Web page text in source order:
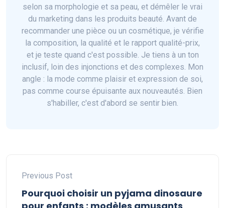
selon sa morphologie et sa peau, et démêler le vrai
du marketing dans les produits beauté. Avant de
recommander une pièce ou un cosmétique, je vérifie
la composition, la qualité et le rapport qualité-prix,
et je teste quand c'est possible. Je tiens à un ton
inclusif, loin des injonctions et des complexes. Mon
angle : la mode comme plaisir et expression de soi,
pas comme course épuisante aux nouveautés. Bien
s'habiller, c'est d'abord se sentir bien.
Previous Post
Pourquoi choisir un pyjama dinosaure